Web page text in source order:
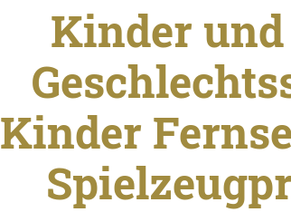
Kinder
Kinder